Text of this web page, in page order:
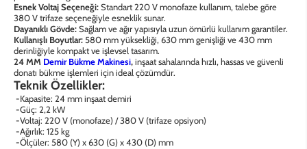
Esnek Voltaj Seçeneği:Standart 220 V monofaze kullanım, talebe göre
380 V trifaze seçeneğiyle esneklik sunar.
Dayanıklı Gövde:Sağlam ve ağır yapısıyla uzun ömürlü kullanım garantiler.
Kullanışlı Boyutlar: 580 mm yüksekliği, 630 mm genişliği ve 430 mm
derinliğiyle kompakt ve işlevsel tasarım.
24 MM Demir Bükme Makinesi,inşaat sahalarında hızlı, hassas ve güvenli
donatı bükme işlemleri için ideal çözümdür.
Teknik Özellikler:
-Kapasite: 24 mm inşaat demiri
-Güç: 2,2 kW
-Voltaj: 220 V (monofaze) / 380 V (trifaze opsiyon)
-Ağırlık: 125 kg
-Ölçüler: 580 (Y) x 630 (G) x 430 (D) mm